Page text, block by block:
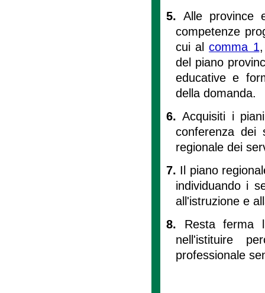
5.Alle province
competenze
cui alcomma 1
del piano
educative e
della domanda.
6.Acquisiti i
conferenza dei
regionale dei
7. Il piano
individuando i
all'istruzione e
8. Resta ferma
nell'istituire
professionale